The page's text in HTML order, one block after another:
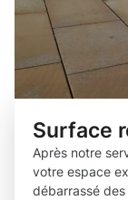
Surface
Après notre
votre espace
débarrassé